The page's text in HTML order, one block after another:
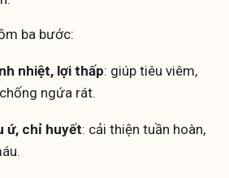
ba bước:
nhiệt, lợi thấp: giúp tiêu viêm,
ngứa rát.
ứ, chỉ huyết: cải thiện tuần hoàn,